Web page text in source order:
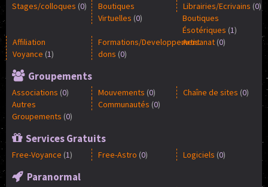
Stages/colloques (0)
Boutiques
Virtuelles (0)
Librairies/Ecrivains (0)
Boutiques
Ésotériques (1)
Affiliation
Voyance (1)
Formations/Developpement
dons (0)
Artisanat (0)
Groupements
Associations (0) Mouvements (0) Chaîne de sites (0)
Autres
Groupements (0)
Communautés (0)
Services Gratuits
Free-Voyance (1) Free-Astro (0) Logiciels (0)
Paranormal